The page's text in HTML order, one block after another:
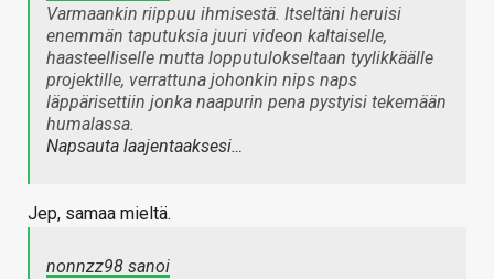
Varmaankin riippuu ihmisestä. Itseltäni heruisi
enemmän taputuksia juuri videon kaltaiselle,
haasteelliselle mutta lopputulokseltaan tyylikkäälle
projektille, verrattuna johonkin nips naps
läppärisettiin jonka naapurin pena pystyisi tekemään
humalassa.
Napsauta laajentaaksesi…
Jep, samaa mieltä.
nonnzz98 sanoi